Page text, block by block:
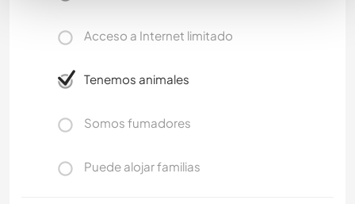
Acceso a Internet limitado
Tenemos animales
Somos fumadores
Puede alojar familias